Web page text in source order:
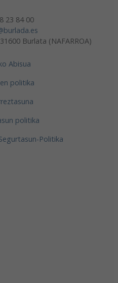
23 84 00
Burlata (NAFARROA)
Abisua
politika
politika
Politika